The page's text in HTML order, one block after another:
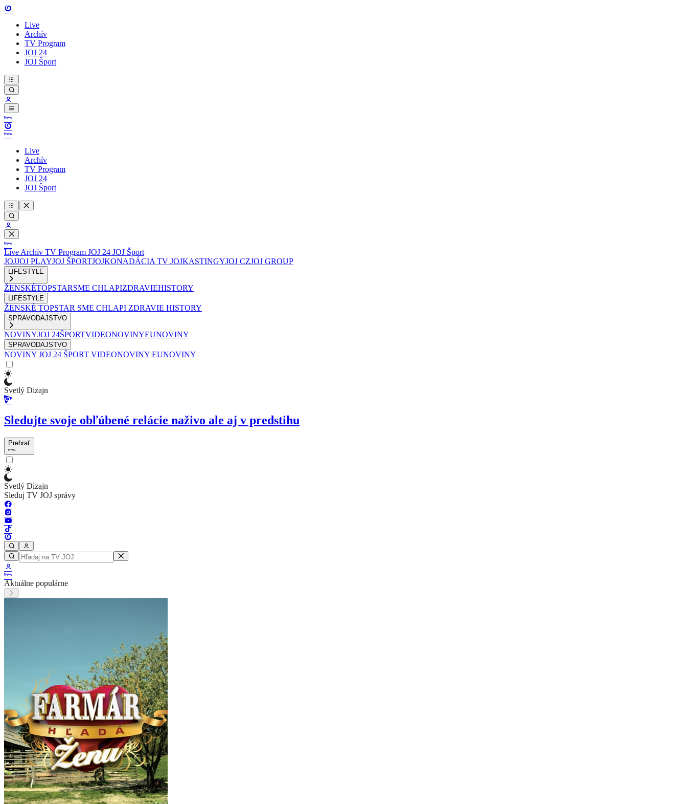
Live
Archív
TV Program
JOJ 24
JOJ Šport
Live
Archív
TV Program
JOJ 24
JOJ Šport
Live Archív TV Program JOJ 24 JOJ Šport
JOJJOJ PLAYJOJ ŠPORTJOJKONADÁCIA TV JOJKASTINGYJOJ CZJOJ GROUP
LIFESTYLE
ŽENSKÉTOPSTARSME CHLAPIZDRAVIEHISTORY
LIFESTYLE
ŽENSKÉ TOPSTAR SME CHLAPI ZDRAVIE HISTORY
SPRAVODAJSTVO
NOVINYJOJ 24ŠPORTVIDEONOVINYEUNOVINY
SPRAVODAJSTVO
NOVINY JOJ 24 ŠPORT VIDEONOVINY EUNOVINY
Svetlý Dizajn
Sledujte svoje obľúbené relácie naživo ale aj v predstihu
Prehrať
Svetlý Dizajn
Sleduj TV JOJ správy
Aktuálne populárne